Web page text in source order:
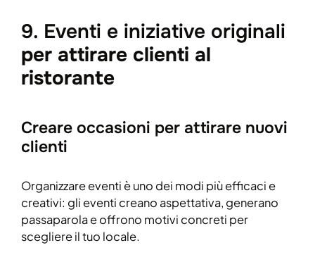
9. Eventi e iniziative originali
per attirare clienti al
ristorante
Creare occasioni per attirare nuovi
clienti
Organizzare eventi è uno dei modi più efficaci e
creativi: gli eventi creano aspettativa, generano
passaparola e offrono motivi concreti per
scegliere il tuo locale.